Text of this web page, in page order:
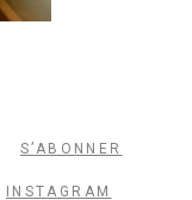
S’ABONNER
INSTAGRAM